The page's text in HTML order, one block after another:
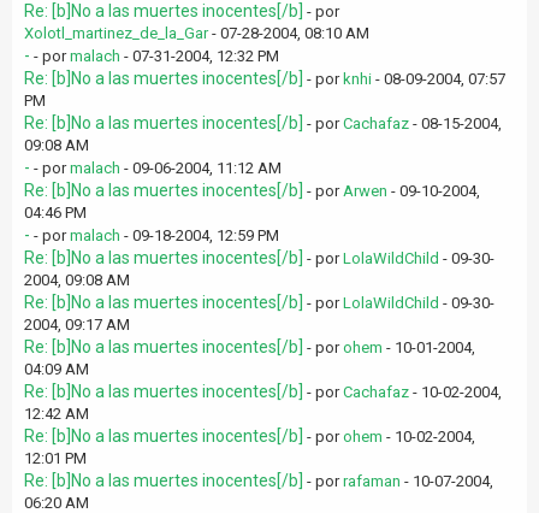
Re: [b]No a las muertes inocentes[/b] - por
Xolotl_martinez_de_la_Gar- 07-28-2004, 08:10 AM
- - pormalach - 07-31-2004, 12:32 PM
Re: [b]No a las muertes inocentes[/b] - por knhi - 08-09-2004, 07:57
PM
Re: [b]No a las muertes inocentes[/b] - porCachafaz - 08-15-2004,
09:08 AM
- - pormalach - 09-06-2004, 11:12 AM
Re: [b]No a las muertes inocentes[/b] - porArwen - 09-10-2004,
04:46 PM
- - pormalach - 09-18-2004, 12:59 PM
Re: [b]No a las muertes inocentes[/b] - porLolaWildChild - 09-30-
2004, 09:08 AM
Re: [b]No a las muertes inocentes[/b] - porLolaWildChild - 09-30-
2004, 09:17 AM
Re: [b]No a las muertes inocentes[/b] - porohem - 10-01-2004,
04:09 AM
Re: [b]No a las muertes inocentes[/b] - porCachafaz - 10-02-2004,
12:42 AM
Re: [b]No a las muertes inocentes[/b] - porohem - 10-02-2004,
12:01 PM
Re: [b]No a las muertes inocentes[/b] - porrafaman - 10-07-2004,
06:20 AM